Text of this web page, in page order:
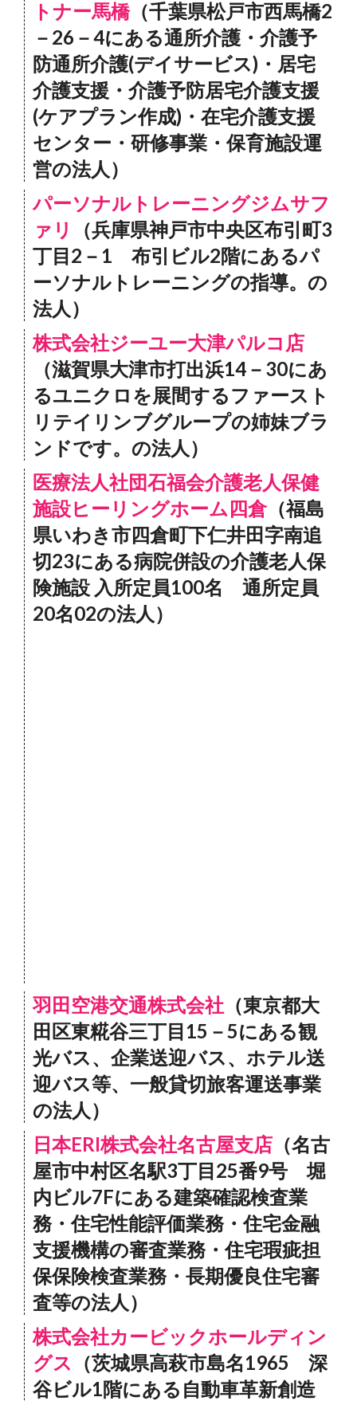
トナー馬橋（千葉県松戸市西馬橋2
－26－4にある通所介護・介護予
防通所介護(デイサービス)・居宅
介護支援・介護予防居宅介護支援
(ケアプラン作成)・在宅介護支援
センター・研修事業・保育施設運
営の法人）
パーソナルトレーニングジムサフ
ァリ
（兵庫県神戸市中央区布引町3
丁目2－1 布引ビル2階にあるパ
ーソナルトレーニングの指導。の
法人）
株式会社ジーユー大津パルコ店
（滋賀県大津市打出浜14－30にあ
るユニクロを展間するファースト
リテイリンブグループの姉妹ブラ
ンドです。の法人）
医療法人社団石福会介護老人保健
施設ヒーリングホーム四倉（福島
県いわき市四倉町下仁井田字南追
切23にある病院併設の介護老人保
険施設 入所定員100名 通所定員
20名02の法人）
羽田空港交通株式会社 （東京都大
田区東糀谷三丁目15－5にある観
光バス、企業送迎バス、ホテル送
迎バス等、一般貸切旅客運送事業
の法人）
日本ERI株式会社名古屋支店 （名古
屋市中村区名駅3丁目25番9号 堀
内ビル7Fにある建築確認検査業
務・住宅性能評価業務・住宅金融
支援機構の審査業務・住宅瑕疵担
保保険検査業務・長期優良住宅審
査等の法人）
株式会社カービックホールディン
グス
（茨城県高萩市島名1965 深
谷ビル1階にある自動車革新創造